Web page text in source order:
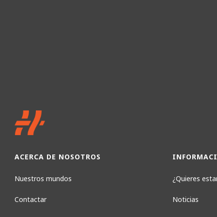
ACERCA DE NOSOTROS
Nuestros mundos
Contactar
¿Quieres
Noticias